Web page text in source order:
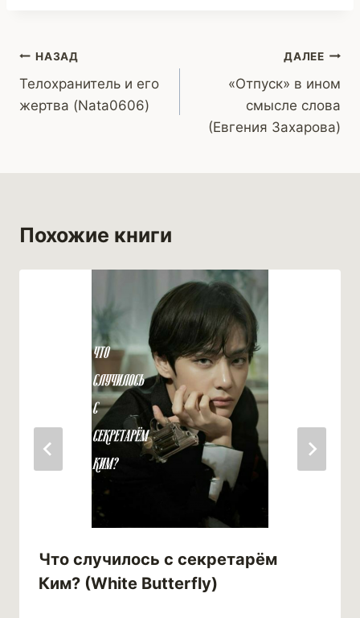
Навигация
по
записям
НАЗАД
Телохранитель и его
жертва (Nata0606)
ДАЛЕЕ
«Отпуск» в ином
смысле слова
(Евгения Захарова)
Похожие книги
Что случилось с секретарём
Ким? (White Butterfly)